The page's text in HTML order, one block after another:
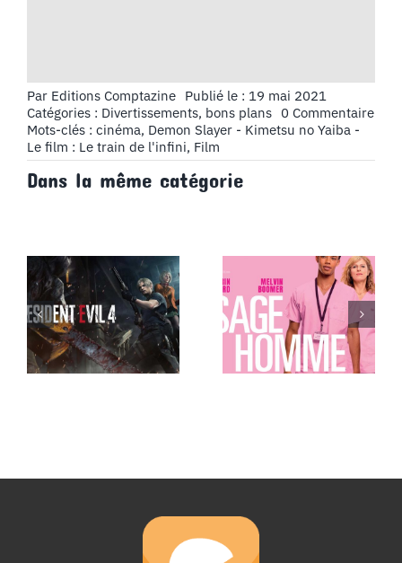
Par Editions Comptazine Publié le : 19 mai 2021
Catégories : Divertissements, bons plans 0 Commentaireon
–
Le
film
Le
de
Mots-clés : cinéma, Demon Slayer - Kimetsu no Yaiba -
Le film : Le train de l'infini, Film
Dans la même catégorie
Jeu video :
Resident Evil
4
Cinéma :
Sage-Homme